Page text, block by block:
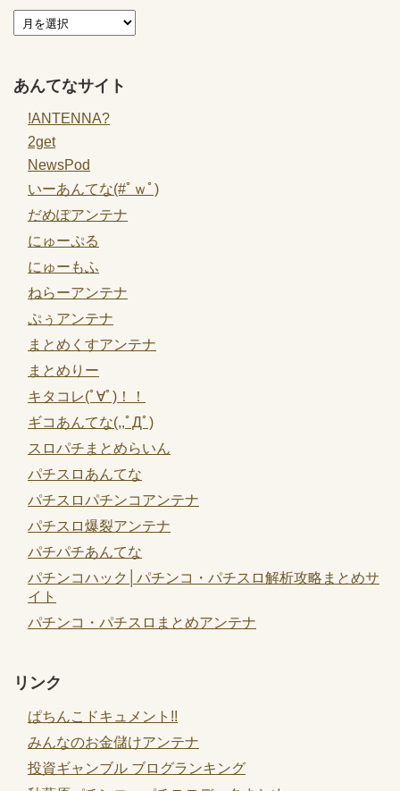
あんてなサイト
!ANTENNA?
2get
NewsPod
いーあんてな(#ﾟｗﾟ)
だめぽアンテナ
にゅーぷる
にゅーもふ
ねらーアンテナ
ぷぅアンテナ
まとめくすアンテナ
まとめりー
キタコレ(ﾟ∀ﾟ)！！
ギコあんてな(,,ﾟДﾟ)
スロパチまとめらいん
パチスロあんてな
パチスロパチンコアンテナ
パチスロ爆裂アンテナ
パチパチあんてな
パチンコハック│パチンコ・パチスロ解析攻略まとめサ
イト
パチンコ・パチスロまとめアンテナ
リンク
ぱちんこドキュメント!!
みんなのお金儲けアンテナ
投資ギャンブル ブログランキング